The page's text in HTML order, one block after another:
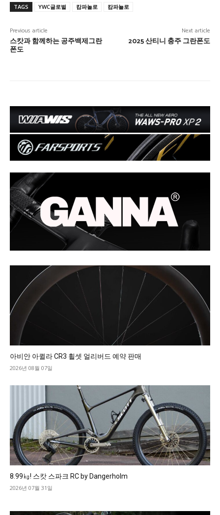
TAGS YWC글로벌 캄파놀로 캄파뇰로
Previous article
스캇과 함께하는 공주백제그란
폰도
Next article
2025 산티니 충주 그란폰도
아비안 아퀼라 CR3 휠셋 얼리버드 예약 판매
2026년 08월 07일
8.99㎏! 스캇 스파크 RC by Dangerholm
2026년 07월 31일